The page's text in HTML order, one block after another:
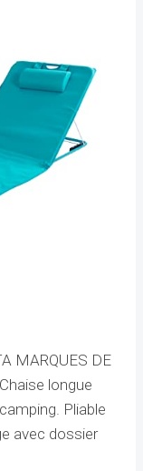
MARQUES DE
longue
Pliable
avec dossier